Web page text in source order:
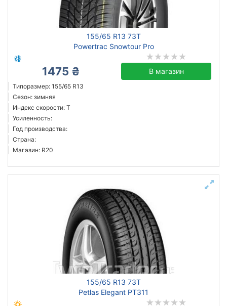
155/65 R13 73T
Powertrac Snowtour Pro
1475 ₴ В магазин
Типоразмер: 155/65 R13
Сезон: зимняя
Индекс скорости: T
Усиленность:
Год производства:
Страна:
Магазин: R20
155/65 R13 73T
Petlas Elegant PT311